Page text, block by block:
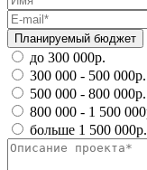
Планируемый бюджет
до 300 000р.
300 000 - 500 000р.
500 000 - 800 000р.
800 000 - 1 500
больше 1 500 000р.